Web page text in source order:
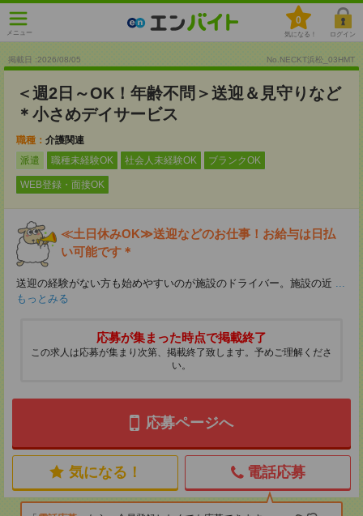
メニュー
0
気になる！ ログイン
掲載日 :2026/08/05 No.NECKT浜松_03HMT
＜週2日～OK！年齢不問＞送迎＆見守りなど
＊小さめデイサービス
職種： 介護関連
派遣
職種未経験OK 社会人未経験OK ブランクOK
WEB登録・面接OK
≪土日休みOK≫送迎などのお仕事！お給与は日払
い可能です＊
送迎の経験がない方も始めやすいのが施設のドライバー。施設の近 ...
もっとみる
応募が集まった時点で掲載終了
この求人は応募が集まり次第、掲載終了致します。予めご理解くださ
い。
応募ページへ
気になる！ 電話応募